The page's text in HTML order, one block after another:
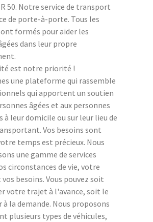
50. Notre service de transport
de porte-à-porte. Tous les
formés pour aider les
dans leur propre
est notre priorité !
une plateforme qui rassemble
qui apportent un soutien
âgées et aux personnes
à leur domicile ou sur leur lieu de
Vos besoins sont
temps est précieux. Nous
une gamme de services
circonstances de vie, votre
besoins. Vous pouvez soit
votre trajet à l'avance, soit le
la demande. Nous proposons
plusieurs types de véhicules,